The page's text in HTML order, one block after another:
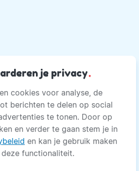
je privacy.
cookies voor analyse, de
berichten te delen op social
te tonen. Door op
en verder te gaan stem je in
en kan je gebruik maken
functionaliteit.